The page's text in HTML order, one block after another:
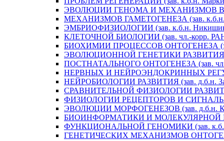
ЭВОЛЮЦИИ ГЕНОМА И МЕХАНИЗМОВ
МЕХАНИЗМОВ ГАМЕТОГЕНЕЗА (зав.
ЭМБРИОФИЗИОЛОГИИ (зав. к.б.н.
КЛЕТОЧНОЙ БИОЛОГИИ (зав. чл.-корр. РАН
БИОХИМИИ ПРОЦЕССОВ ОНТОГЕНЕЗА
ЭВОЛЮЦИОННОЙ ГЕНЕТИКИ РАЗВИТИЯ
ПОСТНАТАЛЬНОГО ОНТОГЕНЕЗА (зав. чл.-
НЕРВНЫХ И НЕЙРОЭНДОКРИННЫХ
НЕЙРОБИОЛОГИИ РАЗВИТИЯ (зав. д.б.н.
СРАВНИТЕЛЬНОЙ ФИЗИОЛОГИИ РАЗВИТИЯ
ФИЗИОЛОГИИ РЕЦЕПТОРОВ И
ЭВОЛЮЦИИ МОРФОГЕНЕЗОВ (зав. д.б.н.
БИОИНФОРМАТИКИ И МОЛЕКУЛЯРНОЙ
ФУНКЦИОНАЛЬНОЙ ГЕНОМИКИ (зав.
ГЕНЕТИЧЕСКИХ МЕХАНИЗМОВ